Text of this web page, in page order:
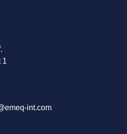
1
int.com